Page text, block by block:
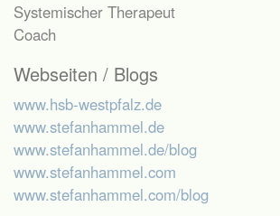
Systemischer Therapeut
Coach
Webseiten / Blogs
www.hsb-westpfalz.de
www.stefanhammel.de
www.stefanhammel.de/blog
www.stefanhammel.com
www.stefanhammel.com/blog